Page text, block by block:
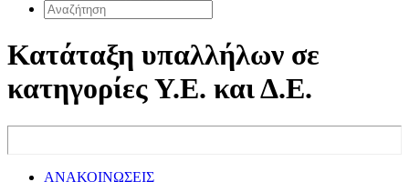
Κατάταξη υπαλλήλων σε
κατηγορίες Υ.Ε. και Δ.Ε.
ΑΝΑΚΟΙΝΩΣΕΙΣ